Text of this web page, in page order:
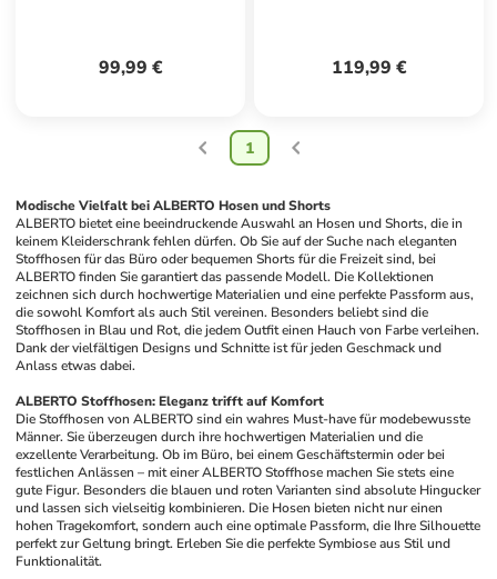
99,99 € 119,99 €
1
Modische Vielfalt bei ALBERTO Hosen und Shorts
ALBERTO bietet eine beeindruckende Auswahl an Hosen und Shorts, die in
keinem Kleiderschrank fehlen dürfen. Ob Sie auf der Suche nach eleganten
Stoffhosen für das Büro oder bequemen Shorts für die Freizeit sind, bei
ALBERTO finden Sie garantiert das passende Modell. Die Kollektionen
zeichnen sich durch hochwertige Materialien und eine perfekte Passform aus,
die sowohl Komfort als auch Stil vereinen. Besonders beliebt sind die
Stoffhosen in Blau und Rot, die jedem Outfit einen Hauch von Farbe verleihen.
Dank der vielfältigen Designs und Schnitte ist für jeden Geschmack und
Anlass etwas dabei.
ALBERTO Stoffhosen: Eleganz trifft auf Komfort
Die Stoffhosen von ALBERTO sind ein wahres Must-have für modebewusste
Männer. Sie überzeugen durch ihre hochwertigen Materialien und die
exzellente Verarbeitung. Ob im Büro, bei einem Geschäftstermin oder bei
festlichen Anlässen – mit einer ALBERTO Stoffhose machen Sie stets eine
gute Figur. Besonders die blauen und roten Varianten sind absolute Hingucker
und lassen sich vielseitig kombinieren. Die Hosen bieten nicht nur einen
hohen Tragekomfort, sondern auch eine optimale Passform, die Ihre Silhouette
perfekt zur Geltung bringt. Erleben Sie die perfekte Symbiose aus Stil und
Funktionalität.